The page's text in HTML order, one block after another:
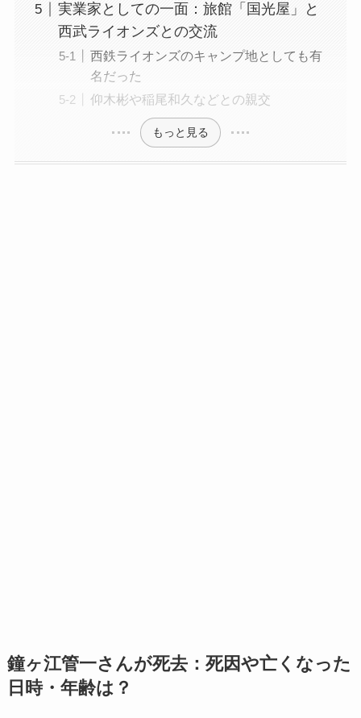
実業家としての一面：旅館「国光屋」と
西武ライオンズとの交流
西鉄ライオンズのキャンプ地としても有
名だった
仰木彬や稲尾和久などとの親交
もっと見る
鐘ヶ江管一さんが死去：死因や亡くなった
日時・年齢は？